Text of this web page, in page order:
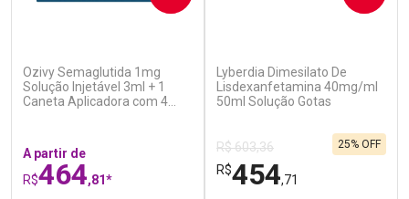
Ozivy Semaglutida 1mg
Solução Injetável 3ml + 1
Caneta Aplicadora com 4
A partir de
R$464,81*
Lyberdia Dimesilato De
Lisdexanfetamina 40mg/ml
50ml Solução Gotas
R$ 603,36
R$454,71
25% OFF